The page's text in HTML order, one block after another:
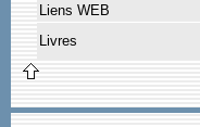
Liens WEB
Livres